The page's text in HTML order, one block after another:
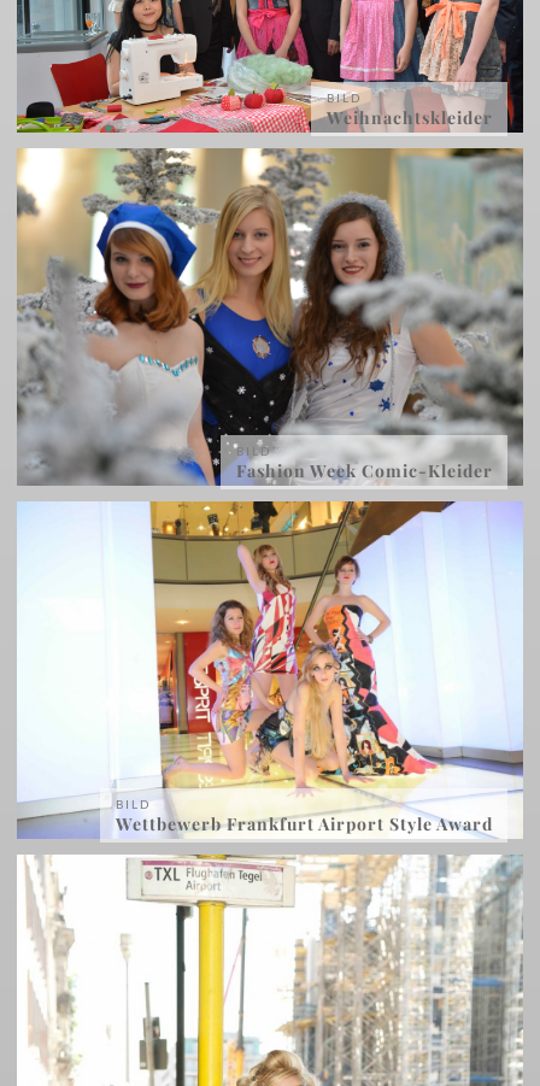
BILD
Weihnachtskleider
BILD
Fashion Week Comic-Kleider
BILD
Wettbewerb Frankfurt Airport Style Award